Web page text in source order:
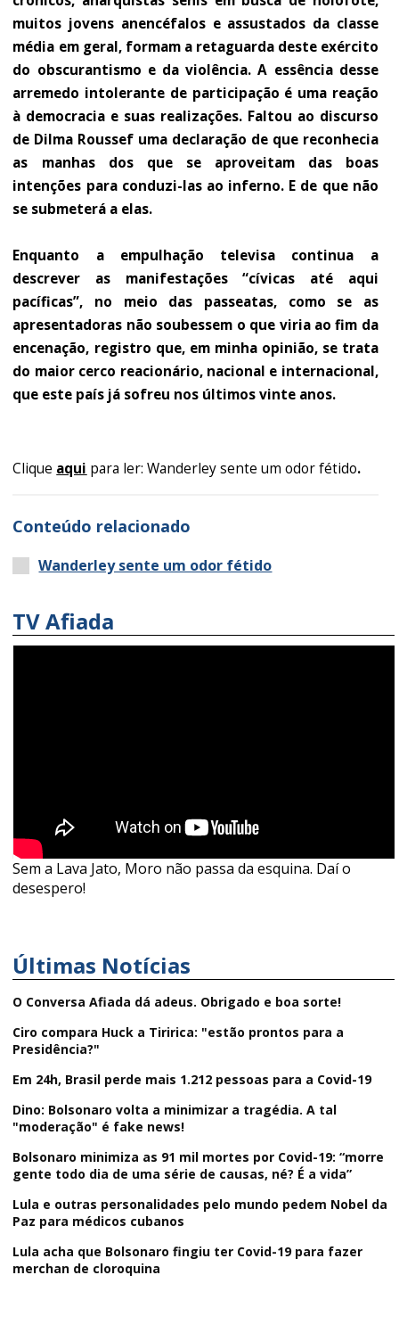
muitos jovens anencéfalos e assustados da classe
média em geral, formam a retaguarda deste exército
do obscurantismo e da violência. A essência desse
arremedo intolerante de participação é uma reação
à democracia e suas realizações. Faltou ao discurso
de Dilma Roussef uma declaração de que reconhecia
as manhas dos que se aproveitam das boas
intenções para conduzi-las ao inferno. E de que não
se submeterá a elas.
Enquanto a empulhação televisa continua a
descrever as manifestações “cívicas até aqui
pacíficas”, no meio das passeatas, como se as
apresentadoras não soubessem o que viria ao fim da
encenação, registro que, em minha opinião, se trata
do maior cerco reacionário, nacional e internacional,
que este país já sofreu nos últimos vinte anos.
Clique aqui para ler: Wanderley sente um odor fétido.
Conteúdo relacionado
Wanderley sente um odor fétido
TV Afiada
Sem a Lava Jato, Moro não passa da esquina. Daí o
desespero!
Últimas Notícias
O Conversa Afiada dá adeus. Obrigado e boa sorte!
Ciro compara Huck a Tiririca: "estão prontos para a
Presidência?"
Em 24h, Brasil perde mais 1.212 pessoas para a Covid-19
Dino: Bolsonaro volta a minimizar a tragédia. A tal
"moderação" é fake news!
Bolsonaro minimiza as 91 mil mortes por Covid-19: “morre
gente todo dia de uma série de causas, né? É a vida”
Lula e outras personalidades pelo mundo pedem Nobel da
Paz para médicos cubanos
Lula acha que Bolsonaro fingiu ter Covid-19 para fazer
merchan de cloroquina